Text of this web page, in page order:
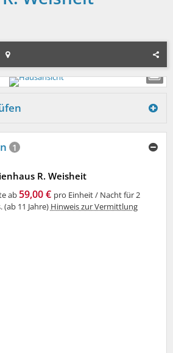
1
R. Weisheit
ab59,00 € pro Einheit / Nacht für 2
(ab 11 Jahre) Hinweis zur Vermittlung